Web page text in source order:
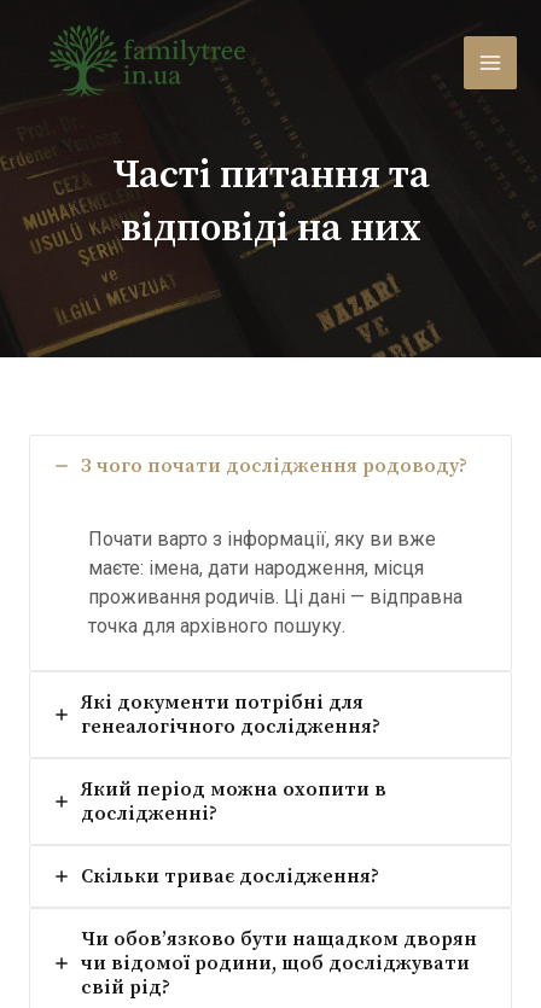
вмісту
Часті питання та
відповіді на них
З чого почати дослідження родоводу?
Почати варто з інформації, яку ви вже
маєте: імена, дати народження, місця
проживання родичів. Ці дані — відправна
точка для архівного пошуку.
Які документи потрібні для
генеалогічного дослідження?
Який період можна охопити в
дослідженні?
Скільки триває дослідження?
Чи обов’язково бути нащадком дворян
чи відомої родини, щоб досліджувати
свій рід?